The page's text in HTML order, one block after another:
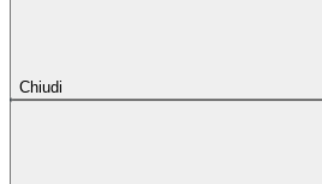
Chiudi